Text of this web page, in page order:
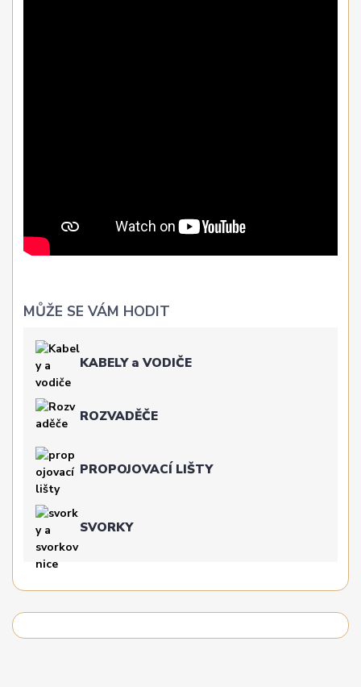
MŮŽE SE VÁM HODIT
KABELY a VODIČE
ROZVADĚČE
PROPOJOVACÍ LIŠTY
SVORKY